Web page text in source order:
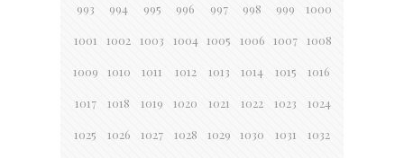
993 994 995 996 997 998 999 1000
1001 1002 1003 1004 1005 1006 1007 1008
1009 1010 1011 1012 1013 1014 1015 1016
1017 1018 1019 1020 1021 1022 1023 1024
1025 1026 1027 1028 1029 1030 1031 1032